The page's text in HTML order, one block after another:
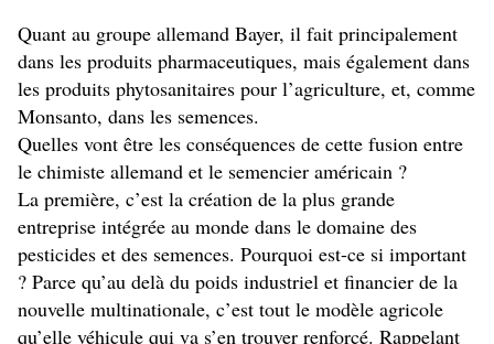
Quant au groupe allemand Bayer, il fait principalement
dans les produits pharmaceutiques, mais également dans
les produits phytosanitaires pour l’agriculture, et, comme
Monsanto, dans les semences.
Quelles vont être les conséquences de cette fusion entre
le chimiste allemand et le semencier américain ?
La première, c’est la création de la plus grande
entreprise intégrée au monde dans le domaine des
pesticides et des semences. Pourquoi est-ce si important
? Parce qu’au delà du poids industriel et financier de la
nouvelle multinationale, c’est tout le modèle agricole
qu’elle véhicule qui va s’en trouver renforcé. Rappelant